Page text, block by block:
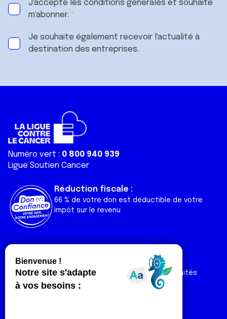
J'accepte les conditions générales et souhaite
m'abonner.
Je souhaite également recevoir l'actualité à
destination des entreprises.
Numéro vert : 0 800 940 939
Ligue Soutien Cancer
Réduction fiscale :
66 % de votre don est déductible de votre
impôt sur le revenu
Liens utiles
Nos actualités
Nos publications
Contact
Espace Ligue & comités
Espace chercheur